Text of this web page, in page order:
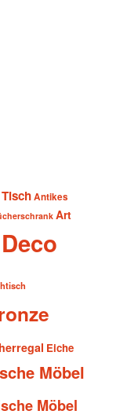
Antikes
Art
Eiche
Möbel
Möbel